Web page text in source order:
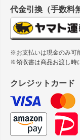
縦420mm×横
代金引換（手数料
※お支払いは現金のみ可
※領収書は商品お渡し時
クレジットカード